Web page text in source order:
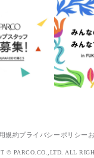
規約プライバシーポリシー
© PARCO.CO.,LTD. ALL